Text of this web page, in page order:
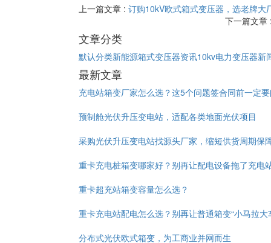
上一篇文章 : 订购10kV欧式箱式变压器，选老牌大
下一篇文章
文章分类
默认分类新能源箱式变压器资讯10kv电力变压器新
最新文章
充电站箱变厂家怎么选？这5个问题签合同前一定
预制舱光伏升压变电站，适配各类地面光伏项目
采购光伏升压变电站找源头厂家，缩短供货周期保
重卡充电桩箱变哪家好？别再让配电设备拖了充电
重卡超充站箱变容量怎么选？
重卡充电站配电怎么选？别再让普通箱变“小马拉大
分布式光伏欧式箱变，为工商业并网而生